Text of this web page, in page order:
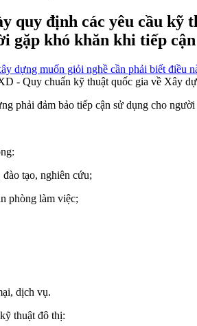
quy định các yêu cầu kỹ
gặp khó khăn khi tiếp
phải đảm bảo tiếp cận sử dụng cho
tạo, nghiên cứu;
phòng làm việc;
dịch vụ.
thuật đô thị: